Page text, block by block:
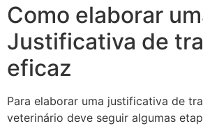
Como elaborar
Justificativa de
eficaz
Para elaborar uma justificativa de
veterinário deve seguir algumas